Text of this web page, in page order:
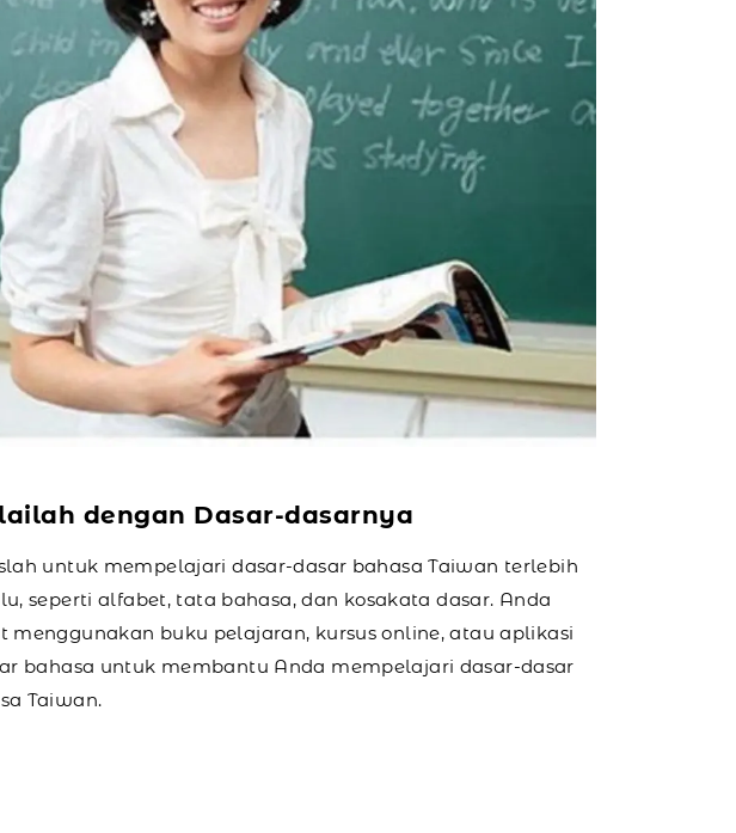
dengan Dasar-dasarnya
untuk mempelajari dasar-dasar bahasa Taiwan terlebih
seperti alfabet, tata bahasa, dan kosakata dasar. Anda
menggunakan buku pelajaran, kursus online, atau aplikasi
bahasa untuk membantu Anda mempelajari dasar-dasar
Taiwan.